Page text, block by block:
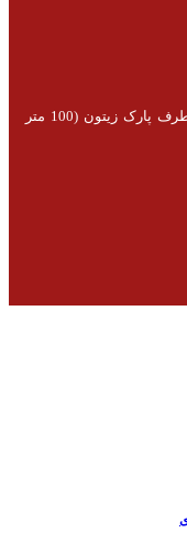
تبریز، ولیعصر، خیابان تختی، فلکه ابن سینا به طرف پارک زیتون (100 متر